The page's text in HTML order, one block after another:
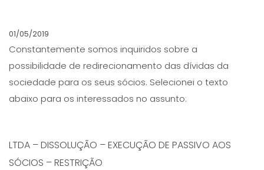
01/05/2019
Constantemente somos inquiridos sobre a
possibilidade de redirecionamento das dívidas da
sociedade para os seus sócios. Selecionei o texto
abaixo para os interessados no assunto:
LTDA – DISSOLUÇÃO – EXECUÇÃO DE PASSIVO AOS
SÓCIOS – RESTRIÇÃO